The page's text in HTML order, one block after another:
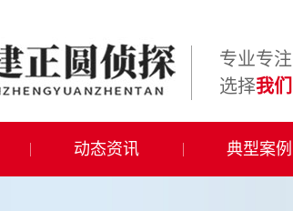
专业专注
选择我们
动态资讯 典型案例